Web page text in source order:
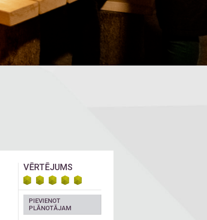
VĒRTĒJUMS
PIEVIENOT
PLĀNOTĀJAM